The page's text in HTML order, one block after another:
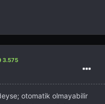
3.575
otomatik olmayabilir